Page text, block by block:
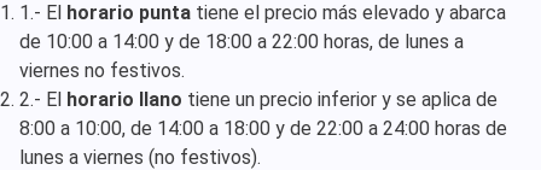
1.- El horario punta tiene el precio más elevado y abarca
de 10:00 a 14:00 y de 18:00 a 22:00 horas, de lunes a
viernes no festivos.
2.- El horario llano tiene un precio inferior y se aplica de
8:00 a 10:00, de 14:00 a 18:00 y de 22:00 a 24:00 horas de
lunes a viernes (no festivos).